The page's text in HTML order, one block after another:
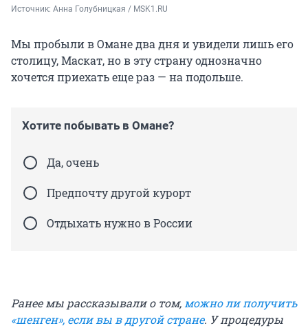
Источник: Анна Голубницкая / MSK1.RU
Мы пробыли в Омане два дня и увидели лишь его
столицу, Маскат, но в эту страну однозначно
хочется приехать еще раз — на подольше.
Хотите побывать в Омане?
Да, очень
Предпочту другой курорт
Отдыхать нужно в России
Ранее мы рассказывали о том,можно ли получить
«шенген», если вы в другой стране. У процедуры